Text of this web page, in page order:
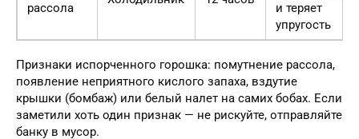
рассола
и теряет
упругость
Признаки испорченного горошка: помутнение рассола,
появление неприятного кислого запаха, вздутие
крышки (бомбаж) или белый налет на самих бобах. Если
заметили хоть один признак — не рискуйте, отправляйте
банку в мусор.